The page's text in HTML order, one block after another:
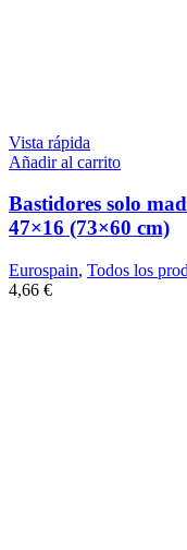
Vista rápida
Añadir al carrito
Bastidores solo
47×16 (73×60 cm)
Eurospain, Todos los
4,66 €